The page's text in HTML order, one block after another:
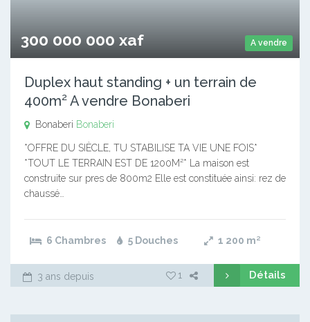
A vendre
300 000 000 xaf
Duplex haut standing + un terrain de
400m² A vendre Bonaberi
Bonaberi Bonaberi
*OFFRE DU SIÈCLE, TU STABILISE TA VIE UNE FOIS*
*TOUT LE TERRAIN EST DE 1200M²* La maison est
construite sur pres de 800m2 Elle est constituée ainsi: rez de
chaussé…
6 Chambres 5 Douches 1 200 m²
3 ans depuis 1 Détails